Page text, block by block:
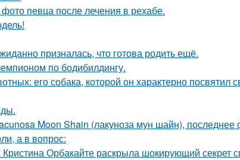
певца после лечения в рехабе.
призналась, что готова родить ещё.
по бодибилдингу.
его собака, которой он характерно посвятил
Moon Shain (лакуноза мун шайн), последнее
а в вопрос:
Орбакайте раскрыла шокирующий секрет